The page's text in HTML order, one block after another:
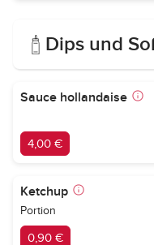
Dips und
Sauce hollandaise
4,00 €
Ketchup
Portion
0,90 €